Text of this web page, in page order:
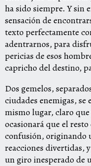
ha sido siempre. Y sin
sensación de
texto perfectamente
adentrarnos, para
pericias de esos
capricho del destino,
Dos gemelos,
ciudades enemigas,
mismo lugar, claro
ocasionará que el
confusión, originando
reacciones divertidas,
un giro inesperado de